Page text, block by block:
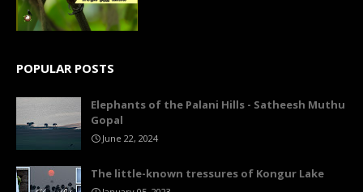
POPULAR POSTS
Elephants of the Palani Hills - Satheesh Muthu
Gopal
June 22, 2024
The little-known tressures of Kongur Lake